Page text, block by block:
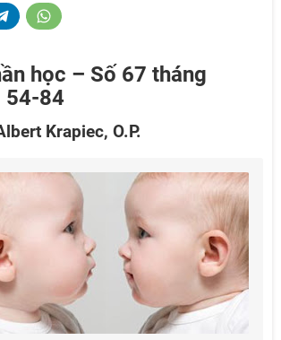
học – Số 67 tháng
54-84
Krapiec, O.P.